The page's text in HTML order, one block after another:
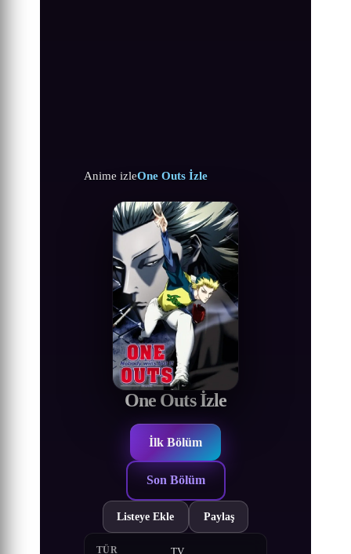
Anime izleOne Outs İzle
One Outs İzle
İlk Bölüm
Son Bölüm
Listeye Ekle Paylaş
TÜR